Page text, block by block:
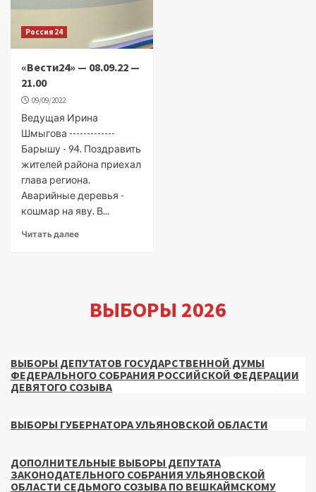
Россия 24
«Вести24» — 08.09.22 —
21.00
09/09/2022
Ведущая Ирина
Шмыгова -------------
Барышу - 94. Поздравить
жителей района приехал
глава региона.
Аварийные деревья -
кошмар на яву. В...
Читать далее
ВЫБОРЫ 2026
ВЫБОРЫ ДЕПУТАТОВ ГОСУДАРСТВЕННОЙ ДУМЫ
ФЕДЕРАЛЬНОГО СОБРАНИЯ РОССИЙСКОЙ ФЕДЕРАЦИИ
ДЕВЯТОГО СОЗЫВА
ВЫБОРЫ ГУБЕРНАТОРА УЛЬЯНОВСКОЙ ОБЛАСТИ
ДОПОЛНИТЕЛЬНЫЕ ВЫБОРЫ ДЕПУТАТА
ЗАКОНОДАТЕЛЬНОГО СОБРАНИЯ УЛЬЯНОВСКОЙ
ОБЛАСТИ СЕДЬМОГО СОЗЫВА ПО ВЕШКАЙМСКОМУ